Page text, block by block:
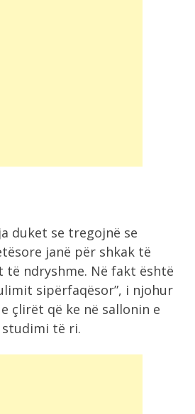
duket se tregojnë se
janë për shkak të
të ndryshme. Në fakt është
sipërfaqësor”, i njohur
çlirët që ke në sallonin e
të ri.